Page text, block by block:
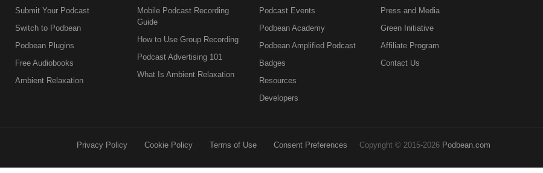
Submit Your Podcast
Switch to Podbean
Podbean Plugins
Free Audiobooks
Ambient Relaxation
Mobile Podcast Recording
Guide
How to Use Group Recording
Podcast Advertising 101
What Is Ambient Relaxation
Podcast Events
Podbean Academy
Podbean Amplified Podcast
Badges
Resources
Developers
Press and Media
Green Initiative
Affiliate Program
Contact Us
Privacy Policy Cookie Policy Terms of Use Consent Preferences Copyright © 2015-2026 Podbean.com